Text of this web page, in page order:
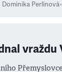
Dominika Perlínová•
vraždu